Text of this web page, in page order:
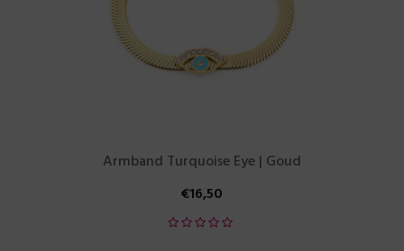
Armband Turquoise Eye | Goud
€16,50